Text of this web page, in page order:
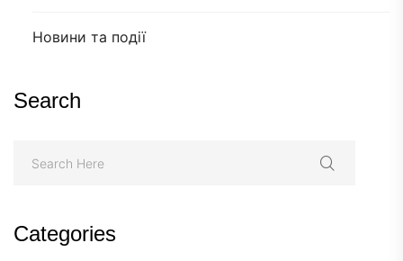
Новини та події
Search
Categories